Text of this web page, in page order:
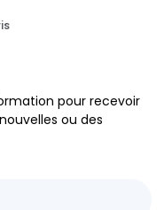
pour recevoir
ou des